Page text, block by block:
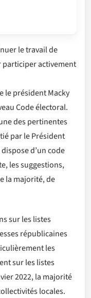
le travail de
activement
le président Macky
Code électoral.
des pertinentes
par le Président
d’un code
les suggestions,
la majorité, de
sur les listes
républicaines
les
sur les listes
2022, la majorité
locales.